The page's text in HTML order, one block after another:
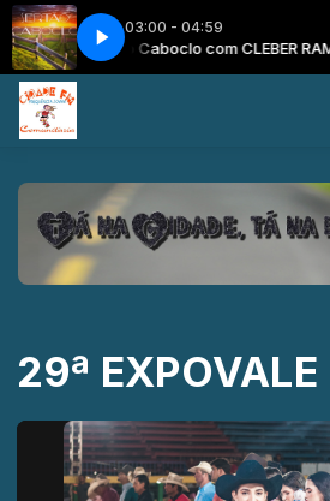
03:00 - 04:59
Sertão Caboclo com CLEBER RAMOS
29ª EXPOVALE